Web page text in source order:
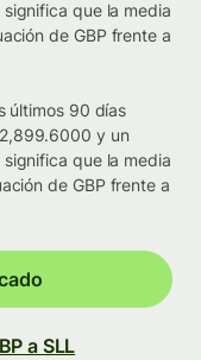
que la media
de GBP frente a
últimos 90 días
y un
que la media
de GBP frente a
a SLL